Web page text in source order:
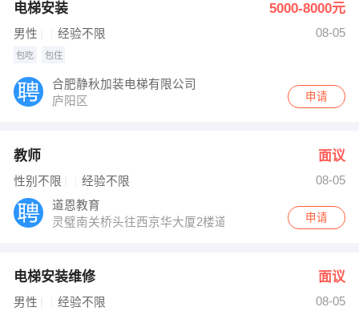
电梯安装 5000-8000元
男性 经验不限 08-05
包吃 包住
合肥静秋加装电梯有限公司
庐阳区
申请
教师 面议
性别不限 经验不限
08-05
道恩教育
灵璧南关桥头往西京华大厦2楼道恩教育
申请
电梯安装维修 面议
男性 经验不限 08-05